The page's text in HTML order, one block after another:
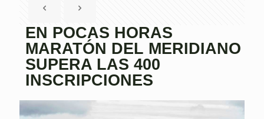
EN POCAS HORAS
MARATÓN DEL MERIDIANO
SUPERA LAS 400
INSCRIPCIONES